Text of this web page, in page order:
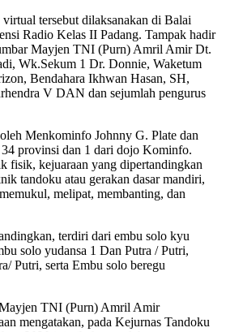
tersebut dilaksanakan di Balai
Radio Kelas II Padang. Tampak hadir
Mayjen TNI (Purn) Amril Amir Dt.
Wk.Sekum 1 Dr. Donnie, Waketum
Bendahara Ikhwan Hasan, SH,
V DAN dan sejumlah pengurus
Menkominfo Johnny G. Plate dan
provinsi dan 1 dari dojo Kominfo.
fisik, kejuaraan yang dipertandingkan
tandoku atau gerakan dasar mandiri,
melipat, membanting, dan
terdiri dari embu solo kyu
solo yudansa 1 Dan Putra / Putri,
Putri, serta Embu solo beregu
TNI (Purn) Amril Amir
mengatakan, pada Kejurnas Tandoku